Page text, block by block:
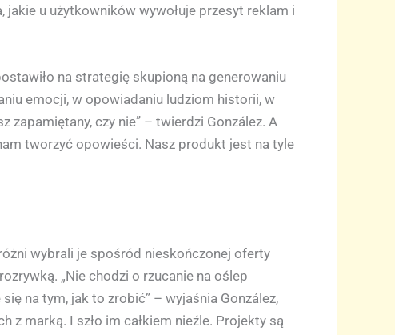
u użytkowników wywołuje przesyt reklam i
na strategię skupioną na generowaniu
emocji, w opowiadaniu ludziom historii, w
zapamiętany, czy nie” – twierdzi González. A
tworzyć opowieści. Nasz produkt jest na tyle
wybrali je spośród nieskończonej oferty
„Nie chodzi o rzucanie na oślep
na tym, jak to zrobić” – wyjaśnia González,
z marką. I szło im całkiem nieźle. Projekty są